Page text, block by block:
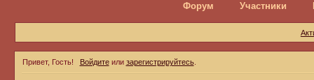
Форум Участники
Привет, Гость! Войдитеили зарегистрируйтесь.